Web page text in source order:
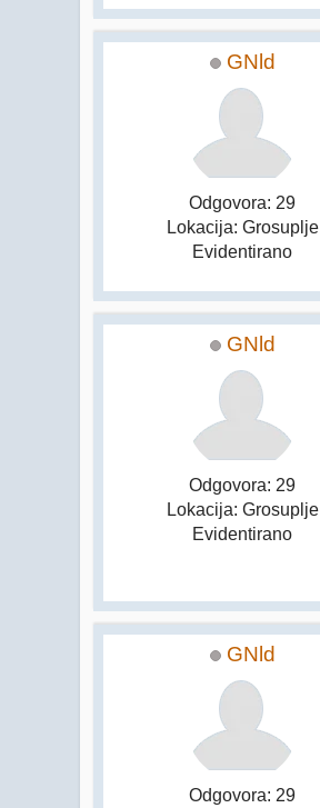
GNld
Odgovora: 29
Lokacija: Grosuplje
Evidentirano
GNld
Odgovora: 29
Lokacija: Grosuplje
Evidentirano
GNld
Odgovora: 29